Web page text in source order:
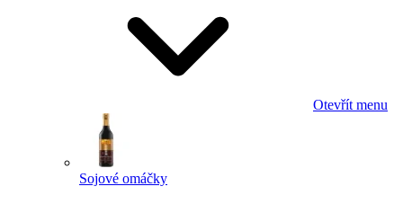
Otevřít menu
Sojové omáčky